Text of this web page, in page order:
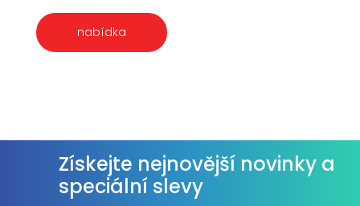
nabídka
Získejte nejnovější novinky a
speciální slevy